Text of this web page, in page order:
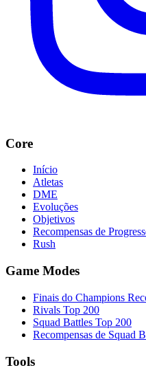
Core
Início
Atletas
DME
Evoluções
Objetivos
Recompensas de
Rush
Game Modes
Finais do Champions
Rivals Top 200
Squad Battles Top 200
Recompensas de Squad
Tools